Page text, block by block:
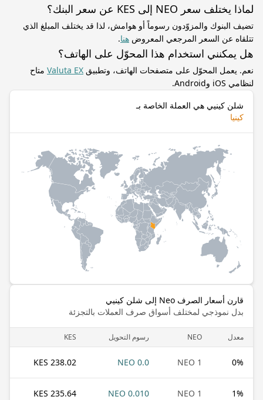
لماذا يختلف سعر NEO إلى KES عن سعر البنك؟
تضيف البنوك والمزوّدون رسوماً أو هوامش، لذا قد يختلف المبلغ الذي
تتلقاه عن السعر المرجعي المعروض هنا.
هل يمكنني استخدام هذا المحوّل على الهاتف؟
نعم. يعمل المحوّل على متصفحات الهاتف، وتطبيق Valuta EX متاح
لنظامي iOS وAndroid.
شلن كينيي هي العملة الخاصة بـ
كينيا
قارن أسعار الصرف Neo إلى شلن كينيي
بدل نموذجي لمختلف أسواق صرف العملات بالتجزئة
معدل NEO رسوم التحويل KES
0%
1 NEO
0.0 NEO
238.02 KES
1%
1 NEO
0.010 NEO
235.64 KES